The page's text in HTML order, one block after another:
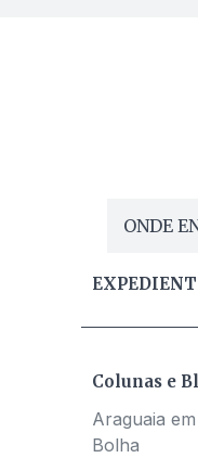
ONDE
Colunas e
Araguaia
Bolha